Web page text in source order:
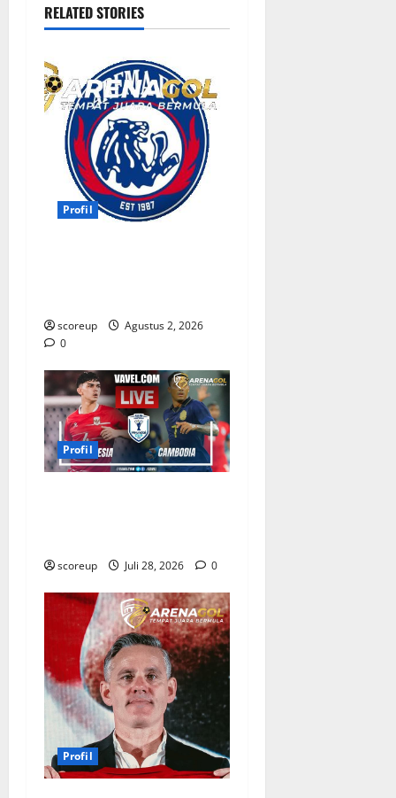
RELATED STORIES
Profil
scoreup
Agustus 2, 2026
0
Profil
scoreup Juli 28, 2026 0
Profil